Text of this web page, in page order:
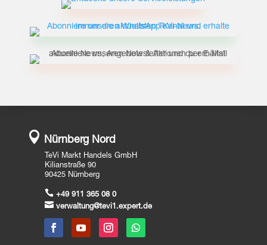
 Nürnberg Nord
TeVi Markt Handels GmbH
Kilianstraße 90
90425 Nürnberg
 +49 911 365 08 0
 verwaltung@tevi1.expert.de